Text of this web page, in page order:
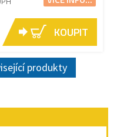
KOUPIT
produkty